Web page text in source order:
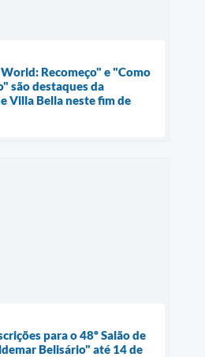
Recomeço" e "Como
são destaques da
Villa Bella neste fim de
para o 48º Salão de
Belisário" até 14 de